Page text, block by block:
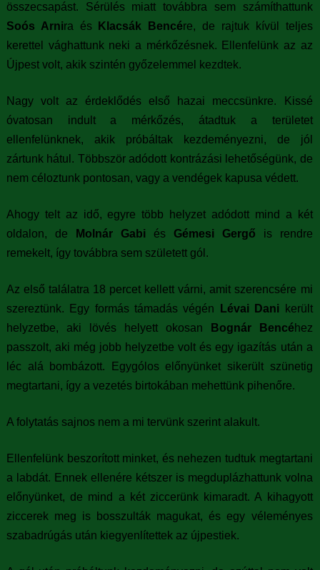
h
e
l
y
összecsapást. Sérülés miatt továbbra sem számíthattunk
Soós Arnira és Klacsák Bencére, de rajtuk kívül teljes
kerettel vághattunk neki a mérkőzésnek. Ellenfelünk az az
Újpest volt, akik szintén győzelemmel kezdtek.
Nagy volt az érdeklődés első hazai meccsünkre. Kissé
óvatosan indult a mérkőzés, átadtuk a területet
ellenfelünknek, akik próbáltak kezdeményezni, de jól
zártunk hátul. Többször adódott kontrázási lehetőségünk, de
nem céloztunk pontosan, vagy a vendégek kapusa védett.
Ahogy telt az idő, egyre több helyzet adódott mind a két
oldalon, de
Molnár Gabiés Gémesi Gergő is rendre
remekelt, így továbbra sem született gól.
Az első találatra 18 percet kellett várni, amit szerencsére mi
szereztünk. Egy formás támadás végén
Lévai Dani került
helyzetbe, aki lövés helyett okosan
Bognár Bencéhez
passzolt, aki még jobb helyzetbe volt és egy igazítás után a
léc alá bombázott. Egygólos előnyünket sikerült szünetig
megtartani, így a vezetés birtokában mehettünk pihenőre.
A folytatás sajnos nem a mi tervünk szerint alakult.
Ellenfelünk beszorított minket, és nehezen tudtuk megtartani
a labdát. Ennek ellenére kétszer is megduplázhattunk volna
előnyünket, de mind a két ziccerünk kimaradt. A kihagyott
ziccerek meg is bosszulták magukat, és egy véleményes
szabadrúgás után kiegyenlítettek az újpestiek.